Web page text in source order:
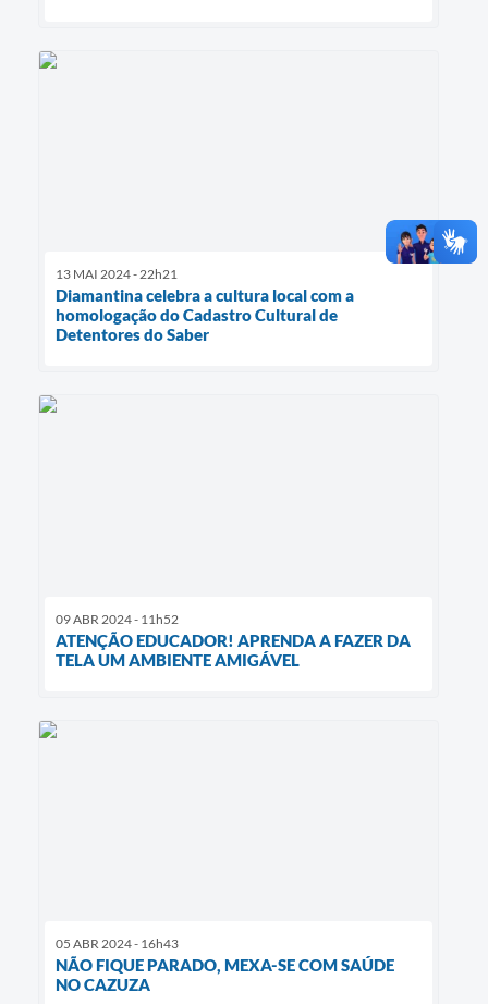
13 MAI 2024 - 22h21
Diamantina celebra a cultura local com a
homologação do Cadastro Cultural de
Detentores do Saber
09 ABR 2024 - 11h52
ATENÇÃO EDUCADOR! APRENDA A FAZER DA
TELA UM AMBIENTE AMIGÁVEL
05 ABR 2024 - 16h43
NÃO FIQUE PARADO, MEXA-SE COM SAÚDE
NO CAZUZA